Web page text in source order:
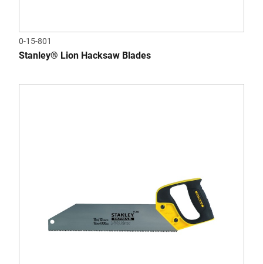
0-15-801
Stanley® Lion Hacksaw Blades